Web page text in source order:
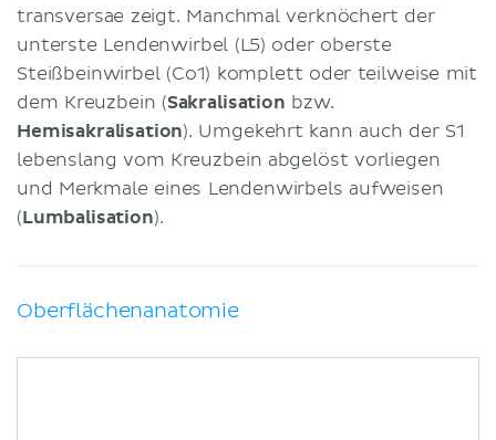
transversae zeigt. Manchmal verknöchert der
unterste Lendenwirbel (L5) oder oberste
Steißbeinwirbel (Co1) komplett oder teilweise mit
dem Kreuzbein (Sakralisation bzw.
Hemisakralisation). Umgekehrt kann auch der S1
lebenslang vom Kreuzbein abgelöst vorliegen
und Merkmale eines Lendenwirbels aufweisen
(Lumbalisation).
Oberflächenanatomie